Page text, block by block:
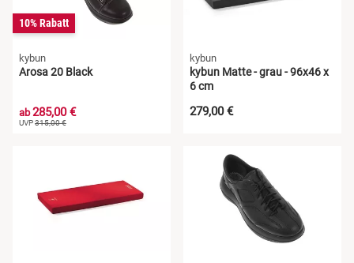
10% Rabatt
kybun
Arosa 20 Black
ab285,00 €
UVP315,00 €
kybun
kybun Matte - grau - 96x46 x
6 cm
279,00 €